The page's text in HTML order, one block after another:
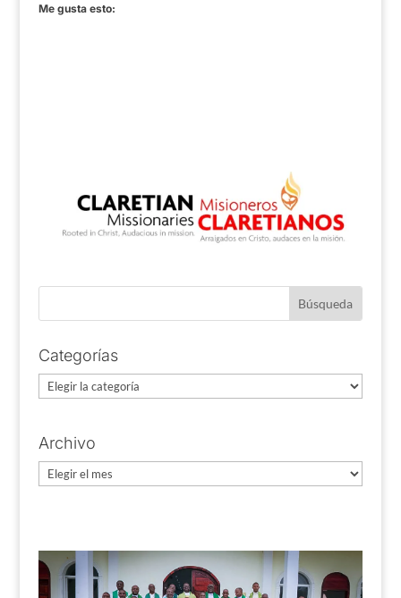
Me gusta esto:
Categorías
Categorías
Archivo
Archivo